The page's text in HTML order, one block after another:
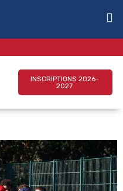
INSCRIPTIONS 2026-
2027